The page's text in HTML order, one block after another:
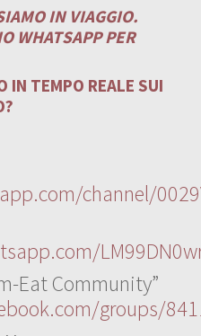
IN VIAGGIO.
WHATSAPP PER
IN TEMPO REALE SUI
channel/
Eat Community”
groups/